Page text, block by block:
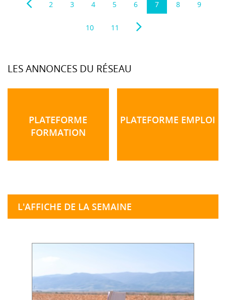
2 3 4 5 6 7 8 9
10 11
LES ANNONCES DU RÉSEAU
PLATEFORME
FORMATION
PLATEFORME EMPLOI
L'AFFICHE DE LA SEMAINE